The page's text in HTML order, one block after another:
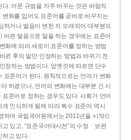
. 어문 규범을 자주 바꾸는 것은 바람직
화를 입어도 표준어를 곧바로 바꾸지는
하거나 발음이 변한 지 오래되어 대부분의
바뀐 발음으로 말을 하는 경우에는 표준어
화에 따라 새로이 표준어를 정하는 방법
뀐 후의 말만 인정하는 방법과 바뀌기 전
정하는 방법이다. 앞엣것에 따르면 단수
표준어가 된다. 원칙적으로는 언어가 변화
하겠으나, 언어의 변화에는 대부분 긴 시
준어로 정하는 경우도 있다. 사회가 언어
인식하게 됨에 따라 복수 표준어 역시
하여 국립국어원에서는 2011년을 시작으
있고, “표준국어대사전”의 수정ㆍ보완
하고 있다.